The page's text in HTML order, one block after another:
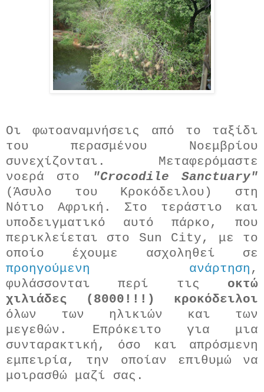
Οι φωτοαναμνήσεις από το ταξίδι
του περασμένου Νοεμβρίου
συνεχίζονται. Μεταφερόμαστε
νοερά στο
"Crocodile Sanctuary"
(Άσυλο του Κροκόδειλου) στη
Νότιο Αφρική. Στο τεράστιο και
υποδειγματικό αυτό πάρκο, που
περικλείεται στο Sun City, με το
οποίο έχουμε ασχοληθεί σε
προηγούμενη ανάρτηση ,
φυλάσσονται περί τις οκτώ
χιλιάδες (8000!!!) κροκόδειλοι
όλων των ηλικιών και των
μεγεθών. Επρόκειτο για μια
συνταρακτική, όσο και απρόσμενη
εμπειρία, την οποίαν επιθυμώ να
μοιρασθώ μαζί σας.